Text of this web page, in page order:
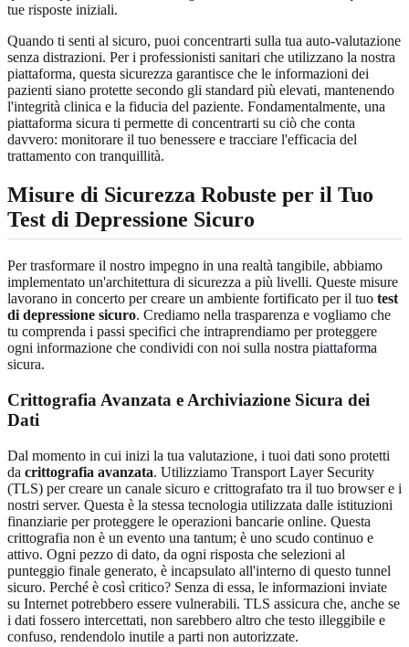
tue risposte iniziali.
Quando ti senti al sicuro, puoi concentrarti sulla tua auto-valutazione
senza distrazioni. Per i professionisti sanitari che utilizzano la nostra
piattaforma, questa sicurezza garantisce che le informazioni dei
pazienti siano protette secondo gli standard più elevati, mantenendo
l'integrità clinica e la fiducia del paziente. Fondamentalmente, una
piattaforma sicura ti permette di concentrarti su ciò che conta
davvero: monitorare il tuo benessere e tracciare l'efficacia del
trattamento con tranquillità.
Misure di Sicurezza Robuste per il Tuo
Test di Depressione Sicuro
Per trasformare il nostro impegno in una realtà tangibile, abbiamo
implementato un'architettura di sicurezza a più livelli. Queste misure
lavorano in concerto per creare un ambiente fortificato per il tuo test
di depressione sicuro. Crediamo nella trasparenza e vogliamo che
tu comprenda i passi specifici che intraprendiamo per proteggere
ogni informazione che condividi con noi sulla nostra piattaforma
sicura.
Crittografia Avanzata e Archiviazione Sicura dei
Dati
Dal momento in cui inizi la tua valutazione, i tuoi dati sono protetti
da crittografia avanzata. Utilizziamo Transport Layer Security
(TLS) per creare un canale sicuro e crittografato tra il tuo browser e i
nostri server. Questa è la stessa tecnologia utilizzata dalle istituzioni
finanziarie per proteggere le operazioni bancarie online. Questa
crittografia non è un evento una tantum; è uno scudo continuo e
attivo. Ogni pezzo di dato, da ogni risposta che selezioni al
punteggio finale generato, è incapsulato all'interno di questo tunnel
sicuro. Perché è così critico? Senza di essa, le informazioni inviate
su Internet potrebbero essere vulnerabili. TLS assicura che, anche se
i dati fossero intercettati, non sarebbero altro che testo illeggibile e
confuso, rendendolo inutile a parti non autorizzate.